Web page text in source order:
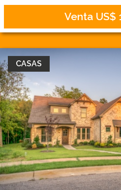
Venta US$
CASAS